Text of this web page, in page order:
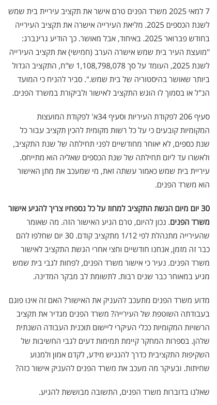
7 למאי 2025 משרד הפנים טרם אישר את תקציב עיריית בית שמש
לשנת הכספים 2025. מליאת העירייה אישרה את תקציב העירייה
בחודש פברואר 2025. באיחוד, אבל מאושר. כך הודיע גרינברג:
"מועצת העיר בית שמש אישרה הערב (חמישי) את תקציב העירייה
לשנת 2025, העומד על סך 1,108,798,078 ש"ח, התקציב הגדול
ביותר שאושר בהיסטוריה של בית שמש.". סביר להניח כי המועד
הנ"ל או בסמוך לו הוגש התקציב לאישור ולביקורת במשרד הפנים.
סעיף 206 לפקודת העיריות וסעיף 34א' לפקודת המועצות
המקומיות קובעים כי על כל רשות מקומית להכין תקציב עבור כל
שנת כספים, לא יאוחר מחודשיים לפני תחילתה של שנת התקציב,
ולאשרו עד ליום תחילתה של שנת הכספים שאליה הוא מתייחס.
עיריית בית שמש כאמור עשתה זאת, מי שמעכב את מתן האישור
הוא משרד הפנים.
30 יום מיום הגשת התקציב למחוז על כל נספחיו צריך להגיע אישור
משרד הפנים. נכון להיום, טרם הגיע האישור הזה. מה שאומר
שהעירייה מתנהלת לפי 1/12 מתקציב קודם. 30 יום שחלפו להם
כבר זה מזמן, אנחנו חודשיים וחצי אחרי הגשת התקציב לאישור
משרד הפנים. נעיר כי אישור משרד הפנים, לפחות לגבי בית שמש
מגיע במאוחר כבר שנים רבות. לתשומת לב מבקר המדינה.
מדוע משרד הפנים מתעכב להעניק את האישור? האם זה אינו פוגם
בעבודתה השוטפת של העירייה? משרד הפנים מגדיר את תקציב
הרשויות המקומיות ככלי העיקרי ליישום תוכנית העבודה השנתית
שלהן. בספרות המחקר קיימת תמימות דעים לגבי החשיבות של
השקיפות התקציבית כדרך להנגיש מידע, לקדם אמון ולמנוע
שחיתות. ובעיקר מה מעכב את משרד הפנים להעניק אישור כזה?
שאלנו בדוברות משרד הפנים, התשובה מבוששת להגיע.